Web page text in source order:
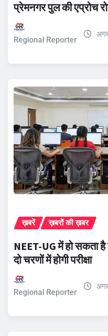
प्रेमनगर पुल की एप्रोच
Regional Reporter
ख़बरें ख़बरों की ख़बर
NEET-UG में हो सकता
दो चरणों में होगी परीक्षा
Regional Reporter